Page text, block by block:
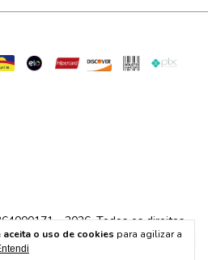
aceita o uso de cookies para agilizar a
- 2026. Todos os direitos